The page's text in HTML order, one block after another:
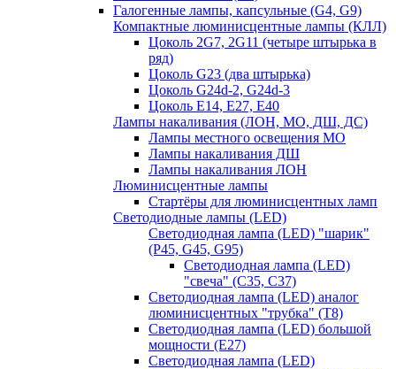
Галогенные лампы, капсульные (G4, G9)
Компактные люминисцентные лампы (КЛЛ)
Цоколь 2G7, 2G11 (четыре штырька в
ряд)
Цоколь G23 (два штырька)
Цоколь G24d-2, G24d-3
Цоколь Е14, Е27, Е40
Лампы накаливания (ЛОН, МО, ДШ, ДС)
Лампы местного освещения МО
Лампы накаливания ДШ
Лампы накаливания ЛОН
Люминисцентные лампы
Стартёры для люминисцентных ламп
Светодиодные лампы (LED)
Светодиодная лампа (LED) "шарик"
(P45, G45, G95)
Светодиодная лампа (LED)
"свеча" (С35, С37)
Светодиодная лампа (LED) аналог
люминисцентных "трубка" (T8)
Светодиодная лампа (LED) большой
мощности (Е27)
Светодиодная лампа (LED)